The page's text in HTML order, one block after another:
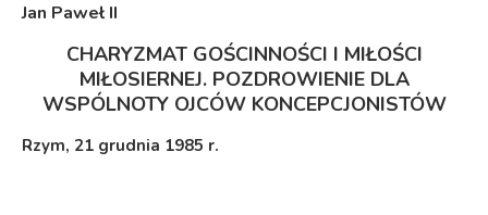
Jan Paweł II
CHARYZMAT GOŚCINNOŚCI I MIŁOŚCI
MIŁOSIERNEJ. POZDROWIENIE DLA
WSPÓLNOTY OJCÓW KONCEPCJONISTÓW
Rzym, 21 grudnia 1985 r.